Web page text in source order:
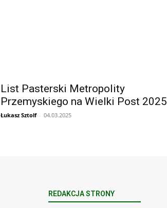
List Pasterski Metropolity
Przemyskiego na Wielki Post 2025
Łukasz Sztolf - 04.03.2025
REDAKCJA STRONY